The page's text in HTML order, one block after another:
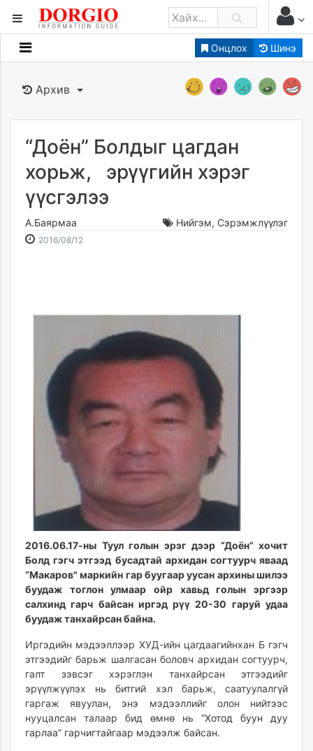
Онцлох Шинэ
Мэдээллийн
Банк санхүү
Бизнес ААН
Төрийн
Нийслэлийн
dorgio.mn
Gogo.mn
caak.mn
Livetv.mn
Eguur.mn
shuud.mn
eagle.mn
ergelt.mn
mminfo.mn
ugluu.mn
urlag.mn
unen.mn
asu.mn
shudarga.mn
shuurhai.mn
unuudur.mn
isee.mn
mglradio.com
fact.mn
itoim.mn
tumen.mn
Архив
“Доён” Болдыг цагдан
хорьж, эрүүгийн хэрэг
үүсгэлээ
А.Баярмаа Нийгэм, Сэрэмжлүүлэг
2016/08/12
2016.06.17-ны Туул голын эрэг дээр “Доён” хочит
Болд гэгч этгээд бусадтай архидан согтуурч яваад
“Макаров" маркийн гap буугаар уусан архины шилээ
буудаж тоглон улмаар ойр хавьд голын эргээр
салхинд гарч байсан иргэд рүү 20-30 гаруй удаа
буудаж танхайрсан байна.
Иргэдийн мэдээллээр ХУД-ийн цагдаагийнхан Б гэгч
этгээдийг барьж шалгасан боловч архидан согтуурч,
галт зэвсэг хэрэглэн танхайрсан этгээдийг
эрүүлжүүлэх нь битгий хэл барьж, саатуулалгүй
гаргаж явуулан, энэ мэдээллийг олон нийтээс
нууцалсан талаар бид өмнө нь “Хотод буун дуу
гарлаа” гарчигтайгаар мэдээлж байсан.